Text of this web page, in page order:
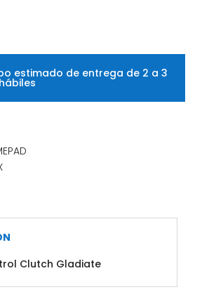
estimado de entrega de 2 a 3
Clutch Gladiate